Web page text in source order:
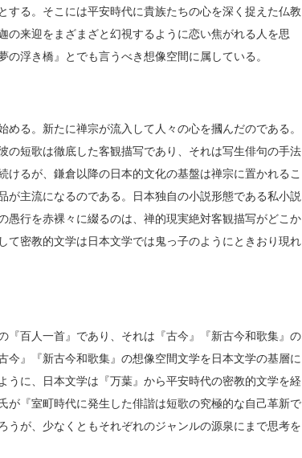
る。そこには平安時代に貴族たちの心を深く捉えた仏教
来迎をまざまざと幻視するように恋い焦がれる人を思
浮き橋』とでも言うべき想像空間に属している。
る。新たに禅宗が流入して人々の心を摑んだのである。
短歌は徹底した客観描写であり、それは写生俳句の手法
るが、鎌倉以降の日本的文化の基盤は禅宗に置かれるこ
主流になるのである。日本独自の小説形態である私小説
行を赤裸々に綴るのは、禅的現実絶対客観描写がどこか
密教的文学は日本文学では鬼っ子のようにときおり現れ
百人一首』であり、それは『古今』『新古今和歌集』の
』『新古今和歌集』の想像空間文学を日本文学の基層に
に、日本文学は『万葉』から平安時代の密教的文学を経
『室町時代に発生した俳諧は短歌の究極的な自己革新で
が、少なくともそれぞれのジャンルの源泉にまで思考を